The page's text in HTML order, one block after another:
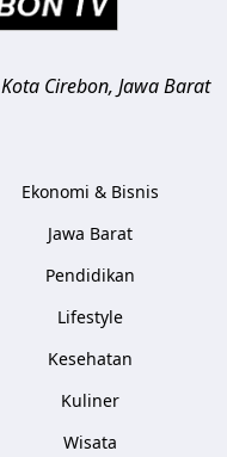
Kota Cirebon, Jawa Barat
Ekonomi & Bisnis
Jawa Barat
Pendidikan
Lifestyle
Kesehatan
Kuliner
Wisata